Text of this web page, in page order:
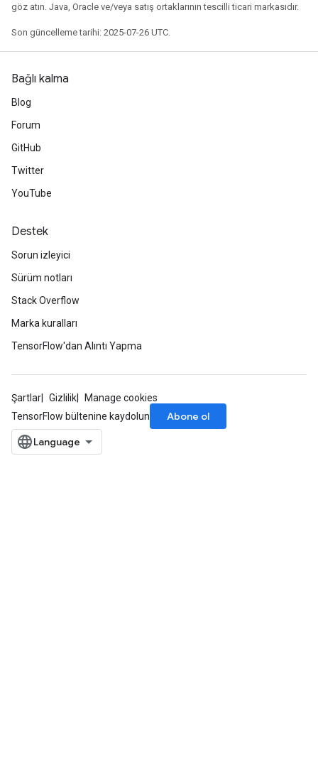
göz atın. Java, Oracle ve/veya satış ortaklarının tescilli ticari markasıdır.
Son güncelleme tarihi: 2025-07-26 UTC.
Bağlı kalma
Blog
Forum
GitHub
Twitter
YouTube
Destek
Sorun izleyici
Sürüm notları
Stack Overflow
Marka kuralları
TensorFlow'dan Alıntı Yapma
Şartlar Gizlilik
Manage cookies
TensorFlow bültenine kaydolun
Abone ol